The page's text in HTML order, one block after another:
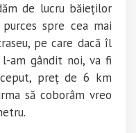
de lucru băieților
spre cea mai
pe care dacă îl
am gândit noi, va fi
preț de 6 km
să coborâm vreo